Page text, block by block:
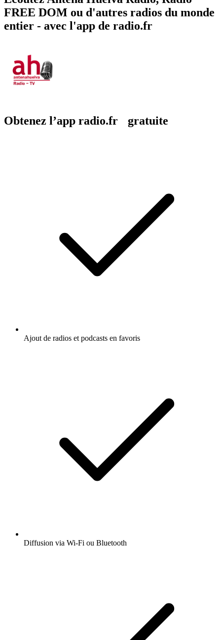
FREE DOM ou d'autres radios du monde
entier - avec l'app de radio.fr
Obtenez l’app radio.fr gratuite
Ajout de radios et podcasts en favoris
Diffusion via Wi-Fi ou Bluetooth